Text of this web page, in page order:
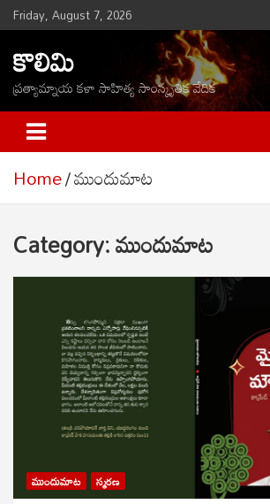
Skip
to
content
Friday, August 7, 2026
కొలిమి
ప్రత్యామ్నాయ కళా సాహిత్య సాంస్కృతిక వేదిక
Home ముందుమాట
Category:ముందుమాట
ముందుమాట స్మరణ